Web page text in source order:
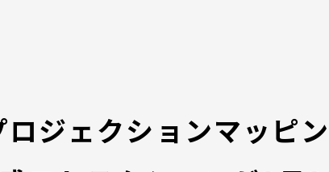
ジェクションマッピ